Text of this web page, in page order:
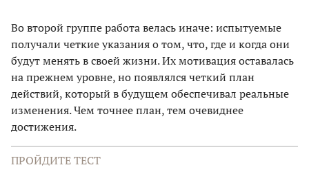
Во второй группе работа велась иначе: испытуемые
получали четкие указания о том, что, где и когда они
будут менять в своей жизни. Их мотивация оставалась
на прежнем уровне, но появлялся четкий план
действий, который в будущем обеспечивал реальные
изменения. Чем точнее план, тем очевиднее
достижения.
ПРОЙДИТЕ ТЕСТ